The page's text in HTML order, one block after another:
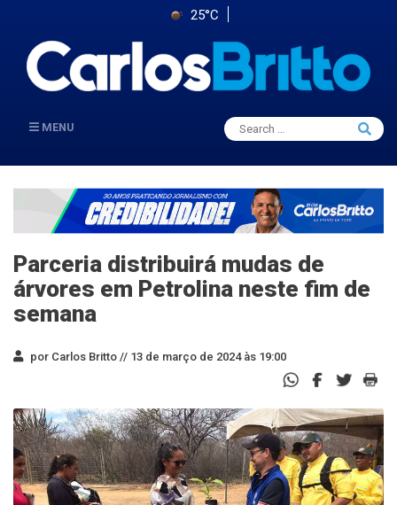
25°C
MENU
Search
for:
Search
Parceria distribuirá mudas de
árvores em Petrolina neste fim de
semana
por Carlos Britto // 13 de março de 2024 às 19:00